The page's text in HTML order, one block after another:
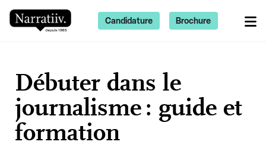
Débuter dans le
journalisme : guide et
formation
Candidature Brochure